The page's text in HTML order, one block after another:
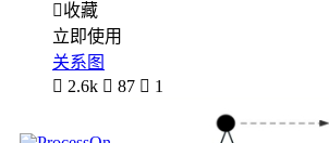
收藏
立即使用
关系图
 2.6k  87  1